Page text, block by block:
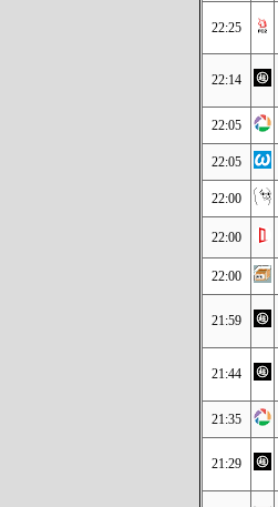
22:25
22:14
22:05
22:05
22:00
22:00
22:00
21:59
21:44
21:35
21:29